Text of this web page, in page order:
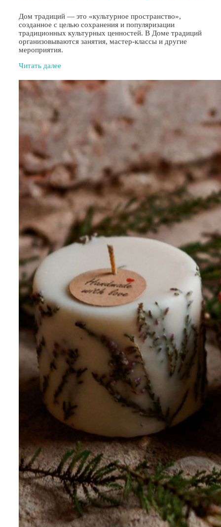
Дом традиций — это «культурное пространство»,
созданное с целью сохранения и популяризации
традиционных культурных ценностей. В Доме традиций
организовываются занятия, мастер-классы и другие
мероприятия.
Читать далее